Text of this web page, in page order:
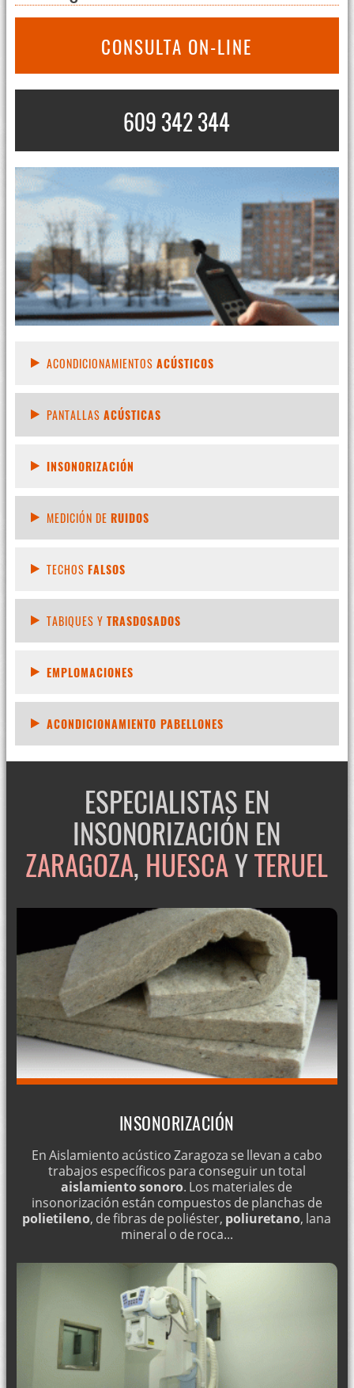
CONSULTA ON-LINE
609 342 344
ACONDICIONAMIENTOS ACÚSTICOS
PANTALLAS ACÚSTICAS
INSONORIZACIÓN
MEDICIÓN DE RUIDOS
TECHOS FALSOS
TABIQUES Y TRASDOSADOS
EMPLOMACIONES
ACONDICIONAMIENTO PABELLONES
ESPECIALISTAS EN
INSONORIZACIÓN EN
ZARAGOZA, HUESCAYTERUEL
INSONORIZACIÓN
En Aislamiento acústico Zaragoza se llevan a cabo
trabajos específicos para conseguir un total
aislamiento sonoro. Los materiales de
insonorización están compuestos de planchas de
polietileno, de fibras de poliéster, poliuretano, lana
mineral o de roca...